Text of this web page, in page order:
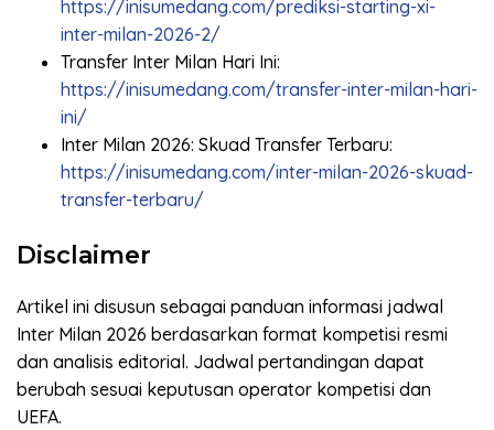
https://inisumedang.com/prediksi-starting-xi-
inter-milan-2026-2/
Transfer Inter Milan Hari Ini:
https://inisumedang.com/transfer-inter-milan-hari-
ini/
Inter Milan 2026: Skuad Transfer Terbaru:
https://inisumedang.com/inter-milan-2026-skuad-
transfer-terbaru/
Disclaimer
Artikel ini disusun sebagai panduan informasi jadwal
Inter Milan 2026 berdasarkan format kompetisi resmi
dan analisis editorial. Jadwal pertandingan dapat
berubah sesuai keputusan operator kompetisi dan
UEFA.